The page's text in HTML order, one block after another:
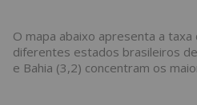
O mapa abaixo apresenta a
diferentes estados brasileiros
e Bahia (3,2) concentram os